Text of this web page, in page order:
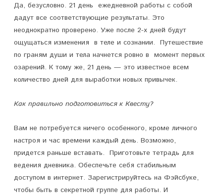
Да, безусловно. 21 день ежедневной работы с собой
дадут все соответствующие результаты. Это
неоднократно проверено. Уже после 2-х дней будут
ощущаться изменения в теле и сознании. Путешествие
по граням души и тела начнется ровно в момент первых
озарений. К тому же, 21 день — это известное всем
количество дней для выработки новых привычек.
Как правильно подготовиться к Квесту?
Вам не потребуется ничего особенного, кроме личного
настроя и час времени каждый день. Возможно,
придется раньше вставать. Приготовьте тетрадь для
ведения дневника. Обеспечьте себя стабильным
доступом в интернет. Зарегистрируйтесь на Фэйсбуке,
чтобы быть в секретной группе для работы. И